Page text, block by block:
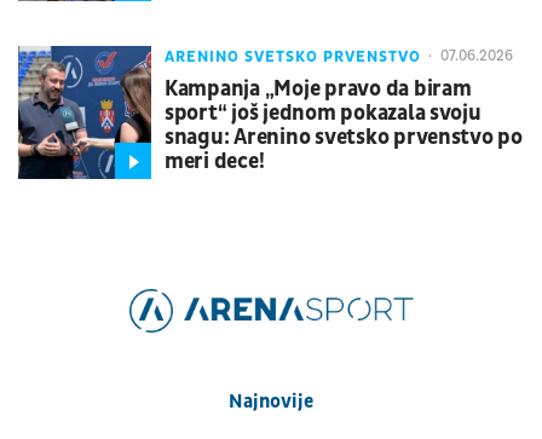
ARENINO SVETSKO PRVENSTVO 07.06.2026
Kampanja „Moje pravo da biram
sport“ još jednom pokazala svoju
snagu: Arenino svetsko prvenstvo po
meri dece!
Najnovije